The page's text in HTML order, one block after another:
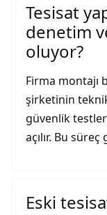
Tesisat
denetim
oluyor?
Firma montajı
şirketinin
güvenlik
açılır. Bu
Eski